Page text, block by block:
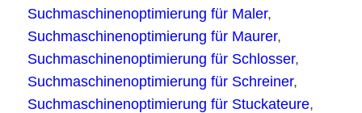
Suchmaschinenoptimierung für Maler,
Suchmaschinenoptimierung für Maurer,
Suchmaschinenoptimierung für Schlosser,
Suchmaschinenoptimierung für Schreiner,
Suchmaschinenoptimierung für Stuckateure,